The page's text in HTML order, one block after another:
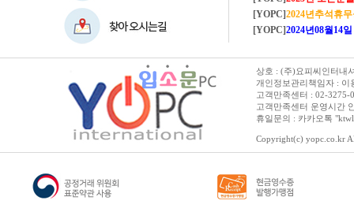
[YOPC]2024년추석휴
[YOPC]2024년08월14일 수요일 택
상호 : (주)요피씨인터내
개인정보관리책임자 : 이
고객만족센터 : 02-3275-
고객만족센터 운영시간
휴일문의 : 카카오톡
Copyright(c) yopc.co.kr